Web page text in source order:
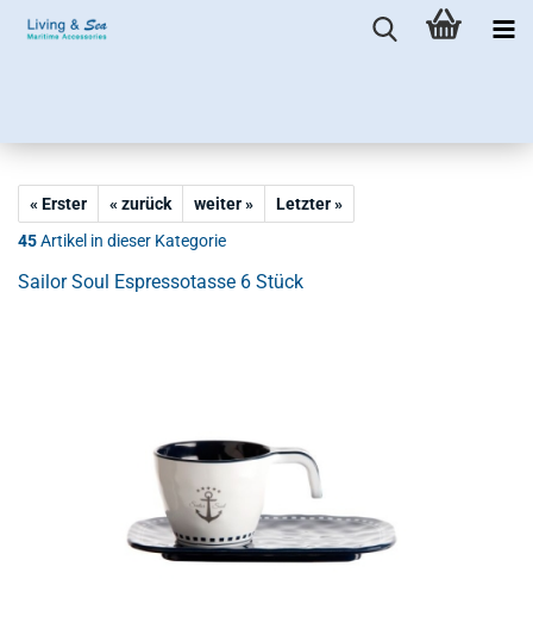
« Erster « zurück weiter »
Letzter »
45Artikel in dieser Kategorie
Sailor Soul Espressotasse 6 Stück